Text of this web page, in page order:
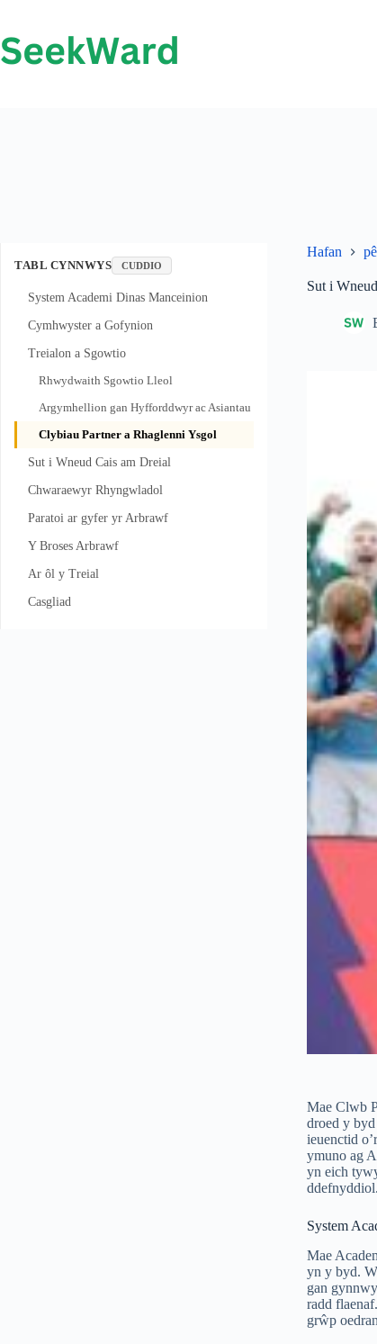
cynnwys
Hafan
Sut i
Mae Clwb
droed y
ieuenctid
ymuno ag
yn eich
ddefnyddiol.
System
Mae
yn y byd.
gan
radd
grŵp
TABL CYNNWYS CUDDIO
System Academi Dinas Manceinion
Cymhwyster a Gofynion
Treialon a Sgowtio
Rhwydwaith Sgowtio Lleol
Argymhellion gan Hyfforddwyr ac Asiantau
Clybiau Partner a Rhaglenni Ysgol
Sut i Wneud Cais am Dreial
Chwaraewyr Rhyngwladol
Paratoi ar gyfer yr Arbrawf
Y Broses Arbrawf
Ar ôl y Treial
Casgliad